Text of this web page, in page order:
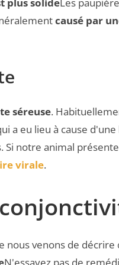
causé par
séreuse.
a eu lieu à cause
Si notre animal
virale.
nous venons de